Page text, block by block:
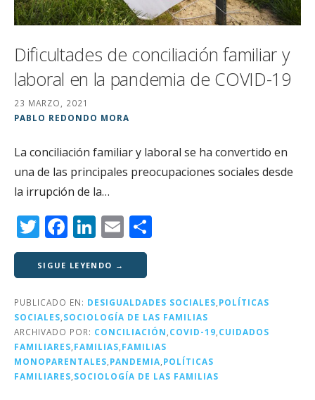
Dificultades de conciliación familiar y
laboral en la pandemia de COVID-19
23 MARZO, 2021
PABLO REDONDO MORA
La conciliación familiar y laboral se ha convertido en
una de las principales preocupaciones sociales desde
la irrupción de la…
T
w
it
te
r
F
a
c
e
b
o
o
k
Li
n
k
e
dI
n
E
m
ai
l p
a
rt
ir
SIGUE LEYENDO →
PUBLICADO EN: DESIGUALDADES SOCIALES POLÍTICAS
SOCIALES SOCIOLOGÍA DE LAS FAMILIAS
ARCHIVADO POR: CONCILIACIÓN COVID-19 CUIDADOS
FAMILIARES FAMILIAS FAMILIAS
MONOPARENTALES PANDEMIA POLÍTICAS
FAMILIARES SOCIOLOGÍA DE LAS FAMILIAS